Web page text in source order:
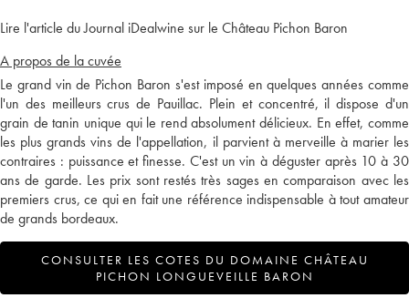
Lire l'article du Journal iDealwine sur le Château Pichon Baron
A propos de la cuvée
Le grand vin de Pichon Baron s'est imposé en quelques années comme
l'un des meilleurs crus de Pauillac. Plein et concentré, il dispose d'un
grain de tanin unique qui le rend absolument délicieux. En effet, comme
les plus grands vins de l'appellation, il parvient à merveille à marier les
contraires : puissance et finesse. C'est un vin à déguster après 10 à 30
ans de garde. Les prix sont restés très sages en comparaison avec les
premiers crus, ce qui en fait une référence indispensable à tout amateur
de grands bordeaux.
CONSULTER LES COTES DU DOMAINE CHÂTEAU
PICHON LONGUEVEILLE BARON